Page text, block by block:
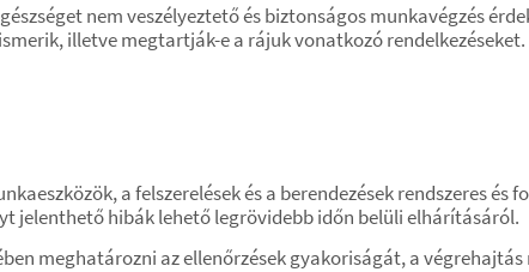
nem veszélyeztető és biztonságos munkavégzés
illetve megtartják-e a rájuk vonatkozó rendelkezéseket.
a felszerelések és a berendezések rendszeres
jelenthető hibák lehető legrövidebb időn belüli elhárításáról.
meghatározni az ellenőrzések gyakoriságát, a